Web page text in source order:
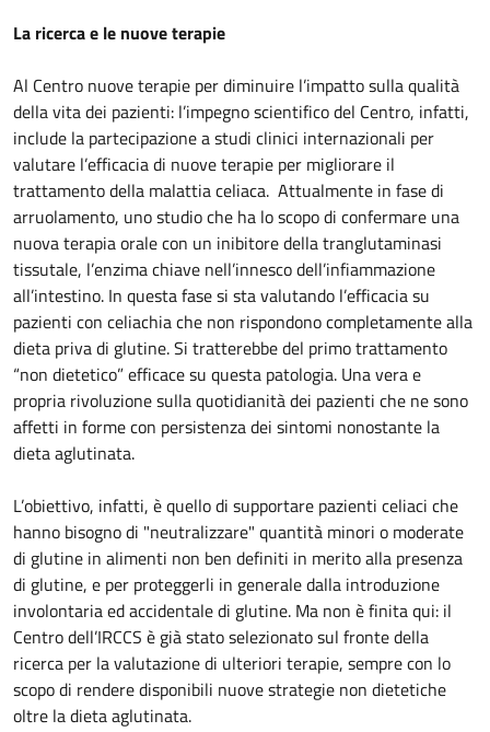
La ricerca e le nuove terapie
Al Centro nuove terapie per diminuire l’impatto sulla qualità
della vita dei pazienti: l’impegno scientifico del Centro, infatti,
include la partecipazione a studi clinici internazionali per
valutare l’efficacia di nuove terapie per migliorare il
trattamento della malattia celiaca. Attualmente in fase di
arruolamento, uno studio che ha lo scopo di confermare una
nuova terapia orale con un inibitore della tranglutaminasi
tissutale, l’enzima chiave nell’innesco dell’infiammazione
all’intestino. In questa fase si sta valutando l’efficacia su
pazienti con celiachia che non rispondono completamente alla
dieta priva di glutine. Si tratterebbe del primo trattamento
“non dietetico” efficace su questa patologia. Una vera e
propria rivoluzione sulla quotidianità dei pazienti che ne sono
affetti in forme con persistenza dei sintomi nonostante la
dieta aglutinata.
L’obiettivo, infatti, è quello di supportare pazienti celiaci che
hanno bisogno di "neutralizzare" quantità minori o moderate
di glutine in alimenti non ben definiti in merito alla presenza
di glutine, e per proteggerli in generale dalla introduzione
involontaria ed accidentale di glutine. Ma non è finita qui: il
Centro dell’IRCCS è già stato selezionato sul fronte della
ricerca per la valutazione di ulteriori terapie, sempre con lo
scopo di rendere disponibili nuove strategie non dietetiche
oltre la dieta aglutinata.